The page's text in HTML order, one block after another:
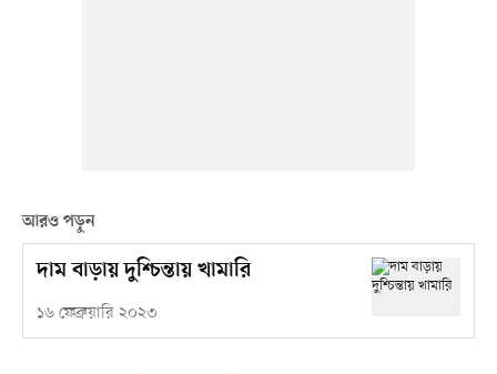
আরও পড়ুন
দাম বাড়ায় দুশ্চিন্তায় খামারি
১৬ ফেব্রুয়ারি ২০২৩